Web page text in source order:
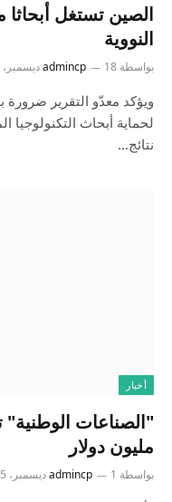
الصين تستغل أبحاثا
النووية
بواسطة admincp 18 ديسمبر، 2025
ويؤكد معدّو التقرير ضرورة
لحماية أبحاث
نتائج…
أخبار
مليون دولار
بواسطة admincp 1 ديسمبر، 2025